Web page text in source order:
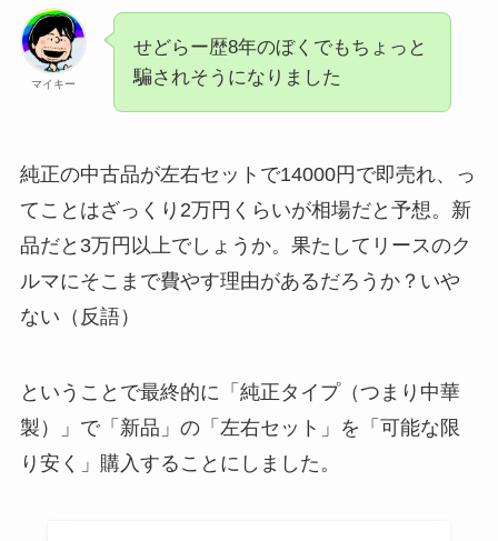
マイキー
せどらー歴8年のぼくでもちょっと
騙されそうになりました
純正の中古品が左右セットで14000円で即売れ、っ
てことはざっくり2万円くらいが相場だと予想。新
品だと3万円以上でしょうか。果たしてリースのク
ルマにそこまで費やす理由があるだろうか？いや
ない（反語）
ということで最終的に「純正タイプ（つまり中華
製）」で「新品」の「左右セット」を「可能な限
り安く」購入することにしました。